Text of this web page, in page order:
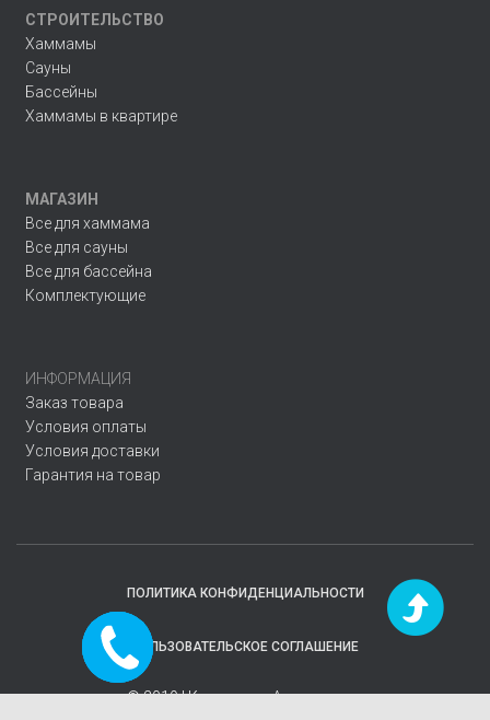
СТРОИТЕЛЬСТВО
Хаммамы
Сауны
Бассейны
Хаммамы в квартире
МАГАЗИН
Все для хаммама
Все для сауны
Все для бассейна
Комплектующие
ИНФОРМАЦИЯ
Заказ товара
Условия оплаты
Условия доставки
Гарантия на товар
ПОЛИТИКА КОНФИДЕНЦИАЛЬНОСТИ
ПОЛЬЗОВАТЕЛЬСКОЕ СОГЛАШЕНИЕ
© 2019 | Компания«Аквавектор»
Заказать
звонок